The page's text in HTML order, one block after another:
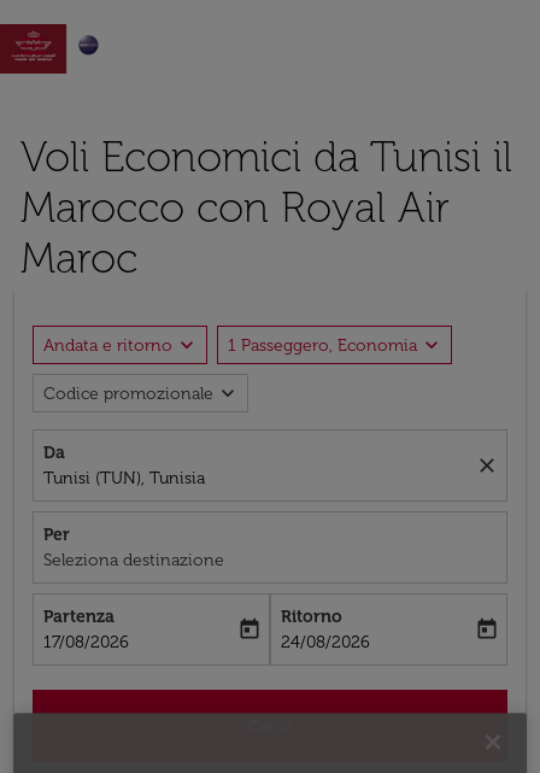

Voli Economici da Tunisi il
Marocco con Royal Air
Maroc
Andata e ritorno expand_more 1 Passeggero, Economia expand_more
Codice promozionale expand_more
Da
Tunisi (TUN), Tunisia
close
Per
Seleziona destinazione
Partenza
fc-booking-departure-date-aria-label
17/08/2026
today
Ritorno
fc-booking-return-date-aria-label
24/08/2026
today